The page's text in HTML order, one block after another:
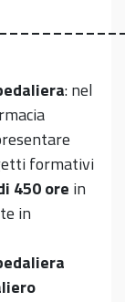
: nel
formativi
450 ore in
in